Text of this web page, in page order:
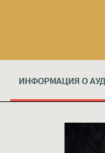
ИНФОРМАЦИЯ О